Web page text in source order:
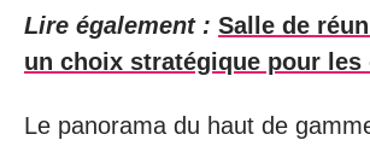
Lire également : Salle de
un choix stratégique pour les
Le panorama du haut de